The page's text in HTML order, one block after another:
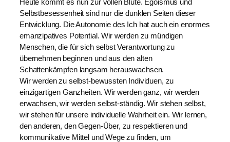
Selbstbesessenheit sind nur die dunklen Seiten dieser
Entwicklung. Die Autonomie des Ich hat auch ein enormes
emanzipatives Potential. Wir werden zu mündigen
Menschen, die für sich selbst Verantwortung zu
übernehmen beginnen und aus den alten
Schattenkämpfen langsam herauswachsen.
Wir werden zu selbst-bewussten Individuen, zu
einzigartigen Ganzheiten. Wir werden ganz, wir werden
erwachsen, wir werden selbst-ständig. Wir stehen selbst,
wir stehen für unsere individuelle Wahrheit ein. Wir lernen,
den anderen, den Gegen-Über, zu respektieren und
kommunikative Mittel und Wege zu finden, um